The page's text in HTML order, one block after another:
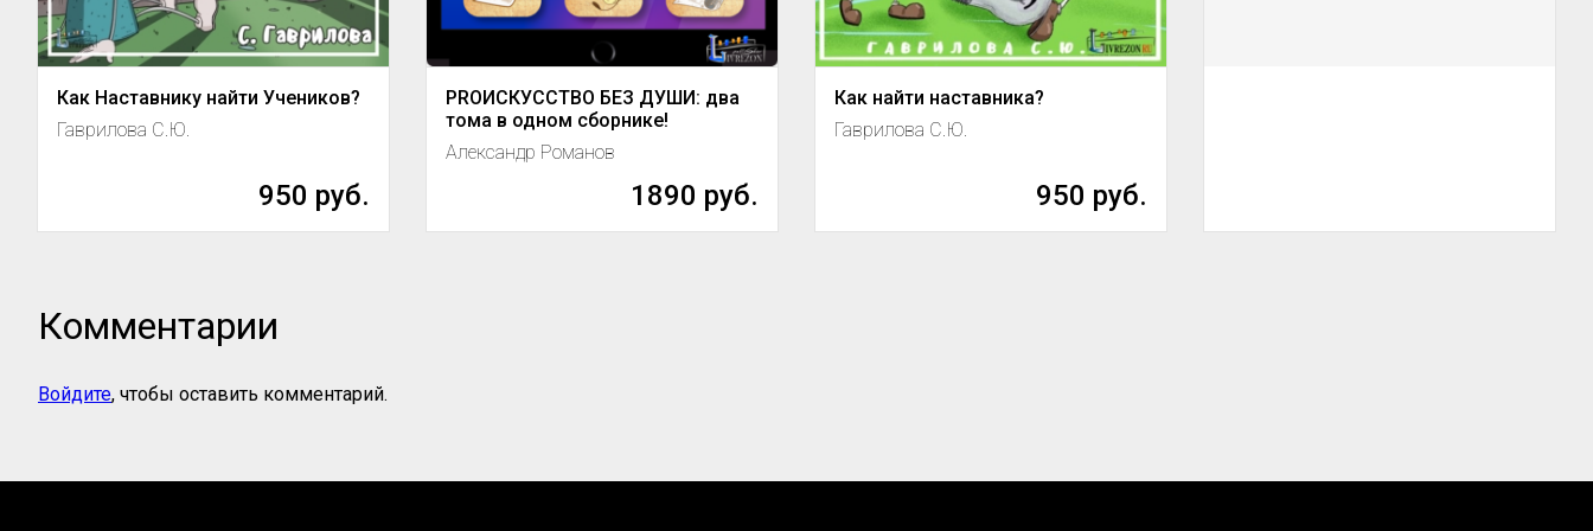
Как Наставнику найти Учеников?
Гаврилова С.Ю.
950 руб.
PROИСКУССТВО БЕЗ ДУШИ: два
тома в одном сборнике!
Александр Романов
1890 руб.
Как найти наставника?
Гаврилова С.Ю.
950 руб.
Комментарии
Войдите, чтобы оставить комментарий.